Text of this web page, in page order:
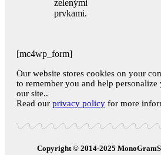
[mc4wp_form]
Our website stores cookies on your
to remember you and help
our site..
Read our privacy policy for more
Copyright © 2014-2025